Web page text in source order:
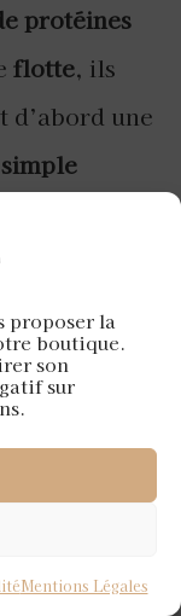
proposer la
boutique.
son
sur
Mentions Légales
protéines
flotte, ils
d’abord une
simple
descas
par un
.